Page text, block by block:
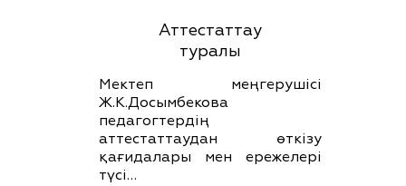
Аттестаттау
туралы
Мектеп меңгерушісі
Ж.К.Досымбекова
педагогтердің
аттестаттаудан өткізу
қағидалары мен ережелері
түсі…